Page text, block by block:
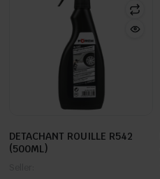
DETACHANT ROUILLE R542
(500ML)